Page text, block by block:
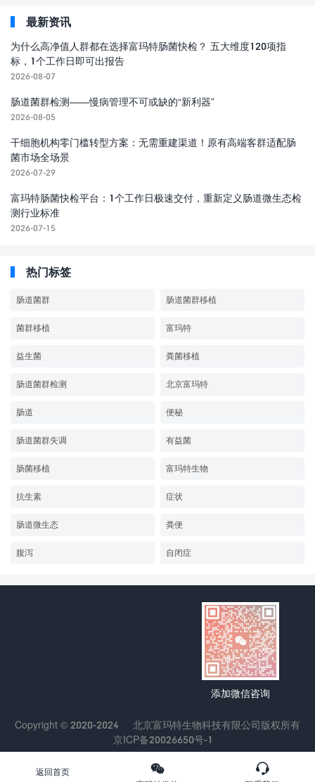
最新资讯
为什么高净值人群都在选择富玛特肠菌快检？ 五大维度120项指
标，1个工作日即可出报告
2026-08-07
肠道菌群检测——慢病管理不可或缺的“新利器”
2026-08-05
干细胞机构零门槛转型方案：无需重建渠道！原有高端客群适配肠
菌市场全场景
2026-07-29
富玛特肠菌快检平台：1个工作日极速交付，重新定义肠道微生态检
测行业标准
2026-07-15
热门标签
肠道菌群 肠道菌群移植
菌群移植 富玛特
益生菌 粪菌移植
肠道菌群检测 北京富玛特
肠道 便秘
肠道菌群失调 有益菌
肠菌移植 富玛特生物
抗生素 症状
肠道微生态 粪便
腹泻 自闭症
返回首页
添加微信咨询
Copyright © 2020-2024 北京富玛特生物科技有限公司版权所有
京ICP备20026650号-1